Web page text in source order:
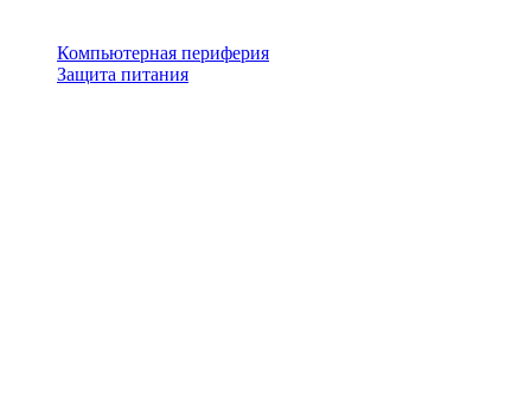
Компьютерная периферия
Защита питания